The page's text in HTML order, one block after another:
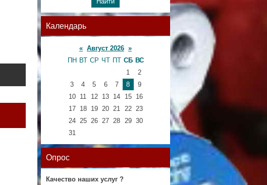
Календарь
« Август 2026 »
ПН ВТ СР ЧТ ПТ СБ ВС
1
2
3
4 5 6 7 8
9
10
11 12 13 14 15
16
17
18 19 20 21 22 23
24 25 26 27 28 29 30
31
Опрос
Качество наших услуг ?